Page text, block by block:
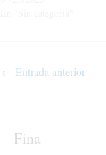
← Entrada anterior
Fina